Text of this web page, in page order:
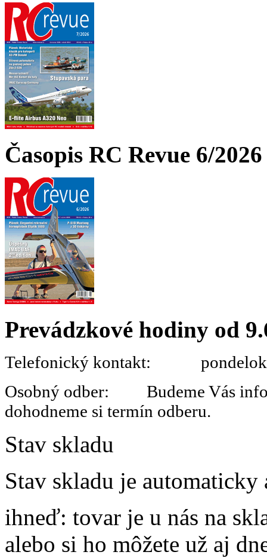
Časopis RC Revue 6/
Prevádzkové hodiny od
Telefonický kontakt:
Osobný odber: Budeme Vás
dohodneme si termín odberu.
Stav skladu
Stav skladu je
ihneď: tovar je u nás na
alebo si ho môžete už aj